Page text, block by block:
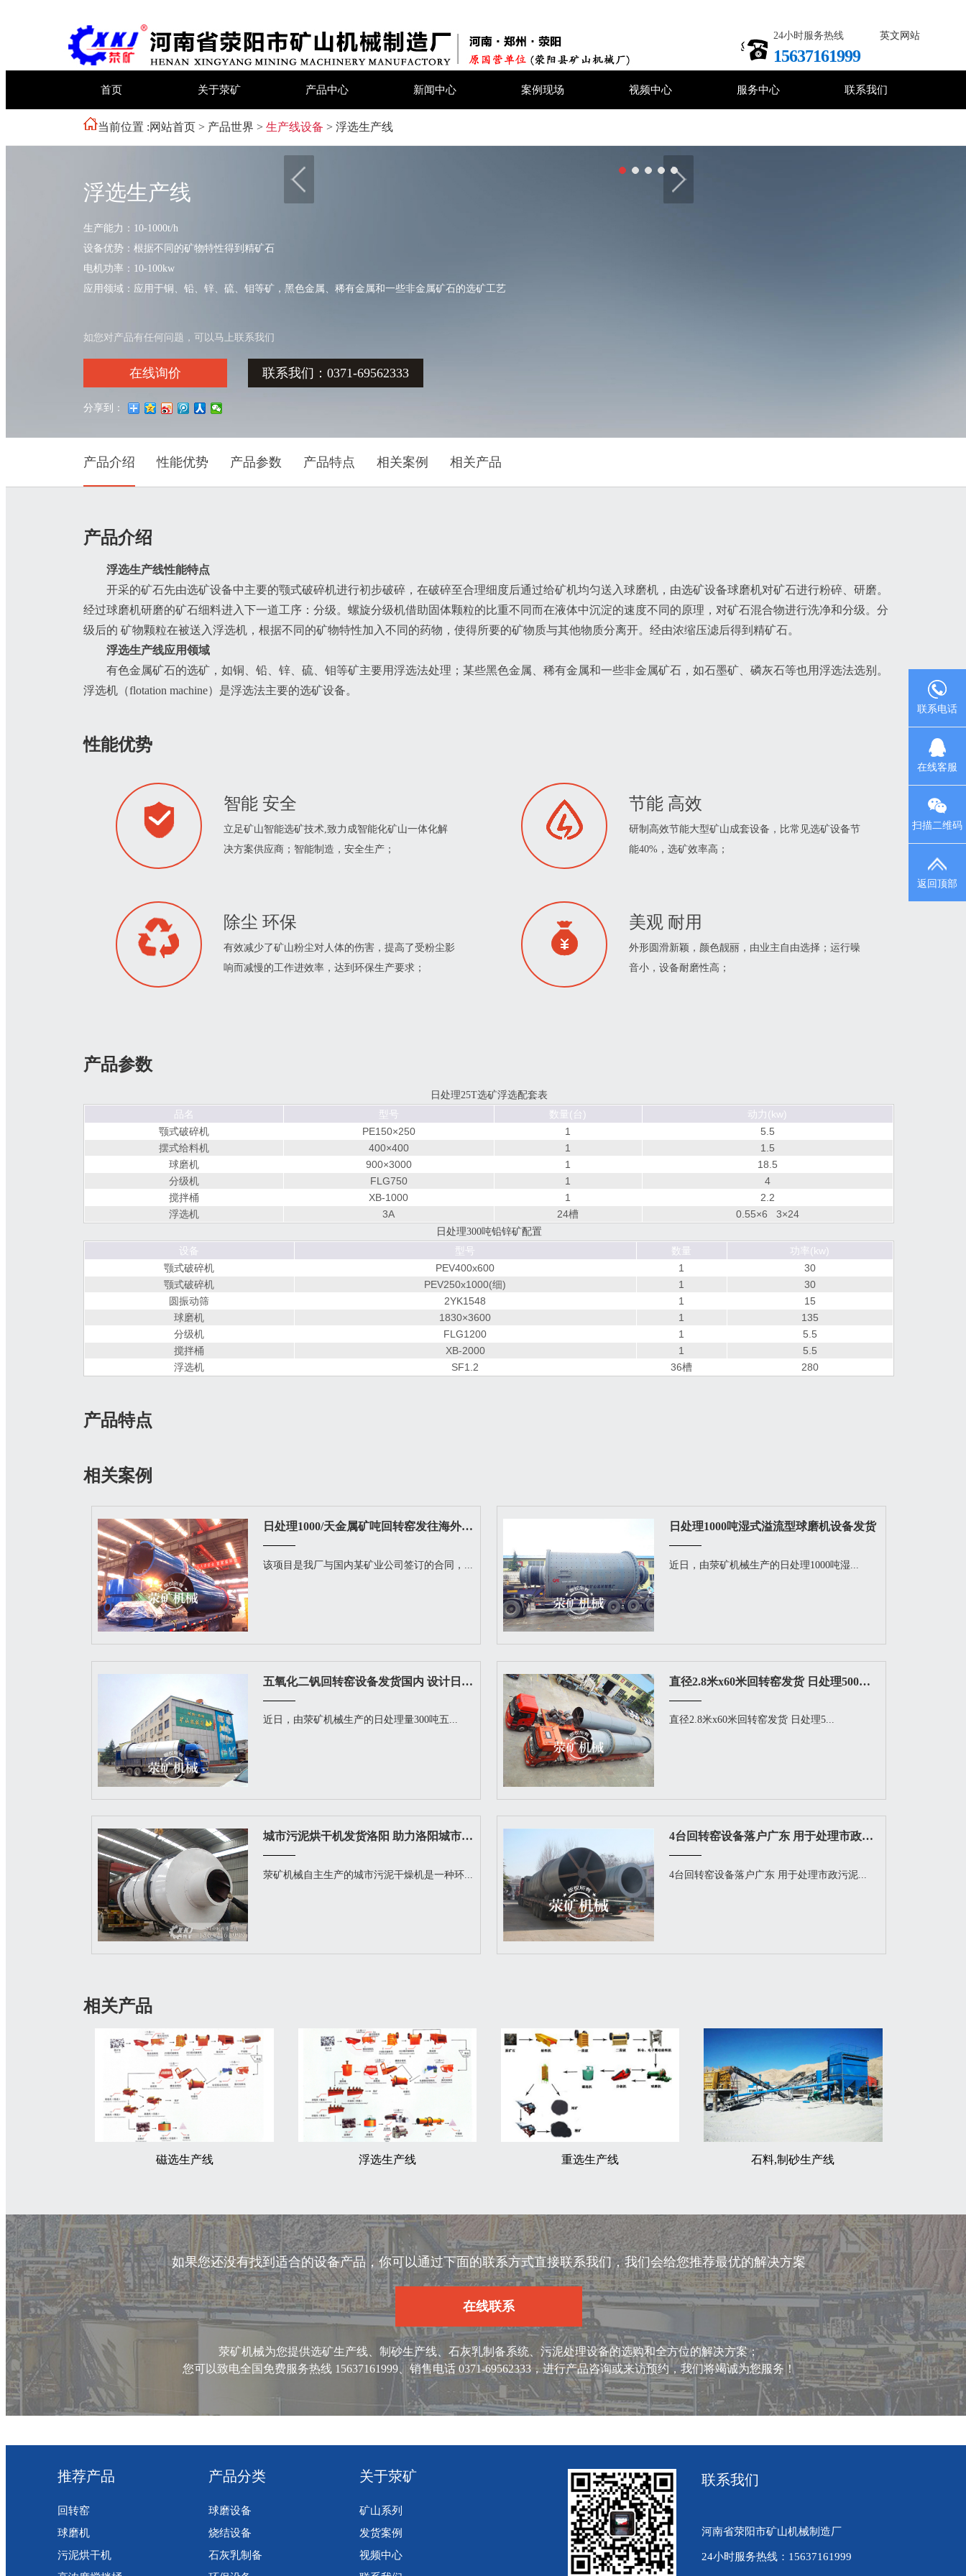
24小时服务热线 英文网站
15637161999
首页 关于荥矿 产品中心 新闻中心 案例现场 视频中心 服务中心 联系我们
当前位置 :网站首页> 产品世界 > 生产线设备 > 浮选生产线
浮选生产线
生产能力：10-1000t/h
设备优势：根据不同的矿物特性得到精矿石
电机功率：10-100kw
应用领域：应用于铜、铅、锌、硫、钼等矿，黑色金属、稀有金属和一些非金属矿石的选矿工艺
如您对产品有任何问题，可以马上联系我们
在线询价 联系我们：0371-69562333
分享到：
产品介绍 性能优势 产品参数 产品特点 相关案例 相关产品
产品介绍
浮选生产线性能特点
开采的矿石先由选矿设备中主要的颚式破碎机进行初步破碎，在破碎至合理细度后通过给矿机均匀送入球磨机，由选矿设备球磨机对矿石进行粉碎、研磨。
经过球磨机研磨的矿石细料进入下一道工序：分级。螺旋分级机借助固体颗粒的比重不同而在液体中沉淀的速度不同的原理，对矿石混合物进行洗净和分级。分
级后的 矿物颗粒在被送入浮选机，根据不同的矿物特性加入不同的药物，使得所要的矿物质与其他物质分离开。经由浓缩压滤后得到精矿石。
浮选生产线应用领域
有色金属矿石的选矿，如铜、铅、锌、硫、钼等矿主要用浮选法处理；某些黑色金属、稀有金属和一些非金属矿石，如石墨矿、磷灰石等也用浮选法选别。
浮选机（flotation machine）是浮选法主要的选矿设备。
性能优势
智能 安全
立足矿山智能选矿技术,致力成智能化矿山一体化解
决方案供应商；智能制造，安全生产；
节能 高效
研制高效节能大型矿山成套设备，比常见选矿设备节
能40%，选矿效率高；
除尘 环保
有效减少了矿山粉尘对人体的伤害，提高了受粉尘影
响而减慢的工作进效率，达到环保生产要求；
美观 耐用
外形圆滑新颖，颜色靓丽，由业主自由选择；运行噪
音小，设备耐磨性高；
产品参数
日处理25T选矿浮选配套表
品名 型号 数量(台)
动力(kw)
颚式破碎机
PE150×250 1
5.5
摆式给料机
400×400 1
1.5
球磨机
900×3000 1
18.5
分级机
FLG750 1
4
搅拌桶
XB-1000 1
2.2
浮选机
3A 24槽 0.55×6 3×24
日处理300吨铅锌矿配置
设备 型号 数量
功率(kw)
颚式破碎机
PEV400x600 1
30
颚式破碎机
PEV250x1000(细) 1
30
圆振动筛
2YK1548 1
15
球磨机
1830×3600 1
135
分级机
FLG1200 1
5.5
搅拌桶
XB-2000 1
5.5
浮选机
SF1.2 36槽 280
产品特点
相关案例
日处理1000/天金属矿吨回转窑发往海外选厂
该项目是我厂与国内某矿业公司签订的合同，...
日处理1000吨湿式溢流型球磨机设备发货
近日，由荥矿机械生产的日处理1000吨湿...
五氧化二钒回转窑设备发货国内 设计日处理量
近日，由荥矿机械生产的日处理量300吨五...
直径2.8米x60米回转窑发货 日处理500吨回转窑设备
直径2.8米x60米回转窑发货 日处理5...
城市污泥烘干机发货洛阳 助力洛阳城市清洁
荥矿机械自主生产的城市污泥干燥机是一种环...
4台回转窑设备落户广东 用于处理市政污泥
4台回转窑设备落户广东 用于处理市政污泥...
相关产品
磁选生产线 浮选生产线 重选生产线 石料,制砂生产线
如果您还没有找到适合的设备产品，你可以通过下面的联系方式直接联系我们，我们会给您推荐最优的解决方案
在线联系
荥矿机械为您提供选矿生产线、制砂生产线、石灰乳制备系统、污泥处理设备的选购和全方位的解决方案；
您可以致电全国免费服务热线 15637161999、销售电话 0371-69562333，进行产品咨询或来访预约，我们将竭诚为您服务！
联系我们
河南省荥阳市矿山机械制造厂
24小时服务热线：15637161999
推荐产品
回转窑
球磨机
污泥烘干机
产品分类
球磨设备
烧结设备
石灰乳制备
关于荥矿
矿山系列
发货案例
视频中心
联系电话
在线客服
扫描二维码
返回顶部